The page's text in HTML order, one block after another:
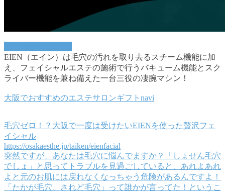
EIEN（エイン）は毛穴の汚れを取り去るスチーム機能に加
え、フェイシャルエステの施術で行うバキューム機能とスク
ライバー機能を兼ね備えた一台三役の凄腕マシン！
大阪でおすすめのエステサロンギフトnavi
毛穴ゼロ！？大阪で一度は受けたいEIENを使った贅沢フェ
イシャル
https://osakaesthe.jp/taiken/eienfacial
突然ですが、あなたは毛穴に悩んでますか？「しょせん毛穴
でしょ」と思ってトラブルを見過ごしていると、あれよあれ
よと元のお肌には戻れなくなっちゃう危険があるんですよ！
「たかが毛穴、されど毛穴」って誰かが言ってた！というこ